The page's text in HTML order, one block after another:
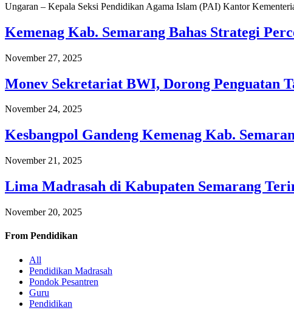
Ungaran – Kepala Seksi Pendidikan Agama Islam (PAI) Kantor
Kemenag Kab. Semarang Bahas Strategi
November 27, 2025
Monev Sekretariat BWI, Dorong Penguatan
November 24, 2025
Kesbangpol Gandeng Kemenag Kab.
November 21, 2025
Lima Madrasah di Kabupaten Semarang
November 20, 2025
From Pendidikan
All
Pendidikan Madrasah
Pondok Pesantren
Guru
Pendidikan